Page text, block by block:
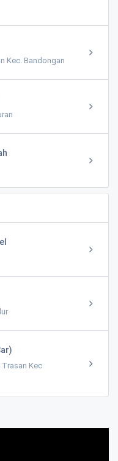
Kec. Bandongan
Trasan Kec